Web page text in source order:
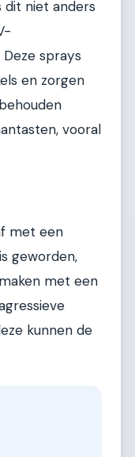
dit niet anders
sprays
en zorgen
vooral
met een
geworden,
met een
kunnen de